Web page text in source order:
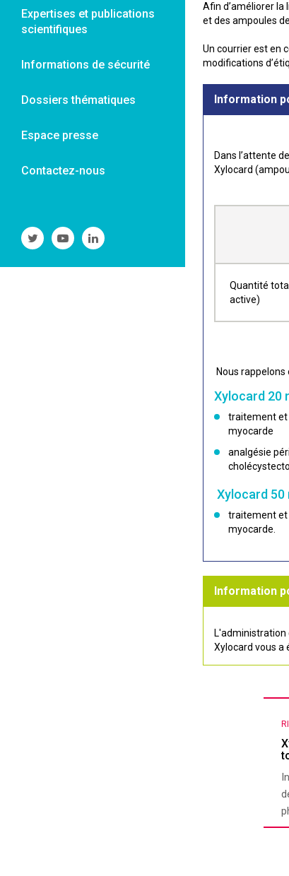
Expertises et publications
scientifiques
Informations de sécurité
Dossiers thématiques
Espace presse
Contactez-nous
Suivre
l'ANSM
Twitter
Suivre
l'ANSM
Youtube
Suivre
l'ANSM
Linkedin
Afin d’améliorer
et des ampoules
Un courrier est en
modifications
Information
Dans l’attente
Xylocard
Quantité
active)
Nous
Xylocard 20
traitement et
myocarde
analgésie
Xylocard 50
traitement et
myocarde.
Information
L'administration
Xylocard vous a